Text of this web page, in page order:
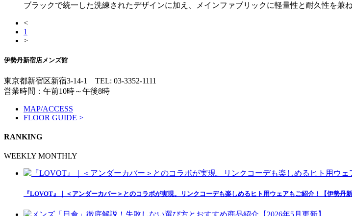
ブラックで統一した洗練されたデザインに加え、メインファブリックに軽量性と耐久性を兼
<
1
>
伊勢丹新宿店メンズ館
東京都新宿区新宿3-14-1 TEL: 03-3352-1111
営業時間：午前10時～午後8時
MAP/ACCESS
FLOOR GUIDE >
RANKING
WEEKLY MONTHLY
『LOVOT』｜＜アンダーカバー＞とのコラボが実現。リンクコーデも楽しめるヒト用ウェアもご紹介！【伊勢丹新